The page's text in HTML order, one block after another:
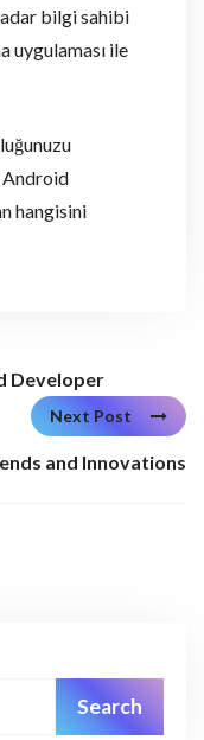
bilgi sahibi
uygulaması ile
Android
hangisini
Developer
Next Post
and Innovations
Search